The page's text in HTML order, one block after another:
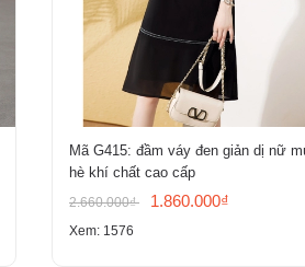
Mã G415: đầm váy đen giản dị nữ
hè khí chất cao cấp
2.660.000₫ 1.860.000₫
Xem: 1576